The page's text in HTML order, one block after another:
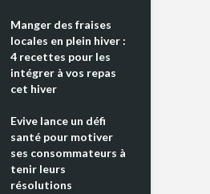
Manger des fraises
locales en plein hiver :
4 recettes pour les
intégrer à vos repas
cet hiver
Evive lance un défi
santé pour motiver
ses consommateurs à
tenir leurs
résolutions